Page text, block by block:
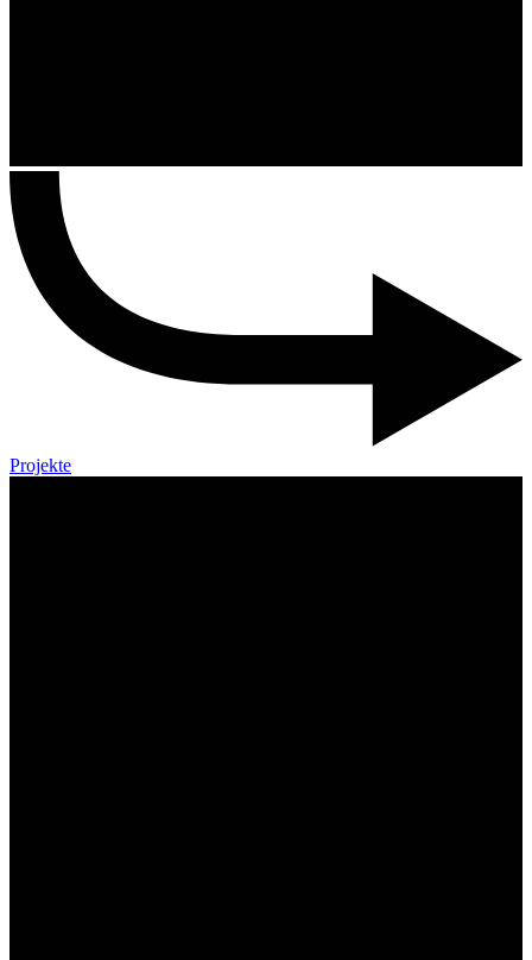
Projekte